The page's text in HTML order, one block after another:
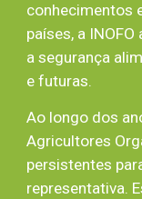
conhecimentos
países, a
a segurança
e futuras.
Ao longo dos
Agricultores
persistentes
representativa.